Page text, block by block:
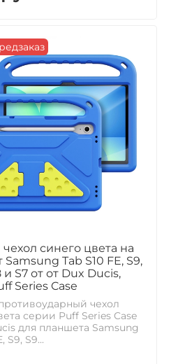
синего цвета на
Tab S10 FE, S9,
и S7 от от Dux Ducis,
Series Case
чехол
серии Puff Series Case
для планшета Samsung
S9, S9...